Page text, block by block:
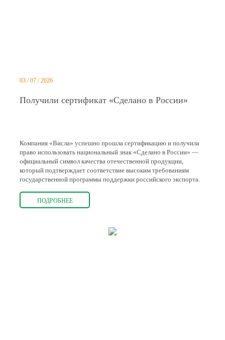
03 / 07 / 2026
Получили сертификат «Сделано в России»
Компания «Висла» успешно прошла сертификацию и получила
право использовать национальный знак «Сделано в России» —
официальный символ качества отечественной продукции,
который подтверждает соответствие высоким требованиям
государственной программы поддержки российского экспорта.
ПОДРОБНЕЕ